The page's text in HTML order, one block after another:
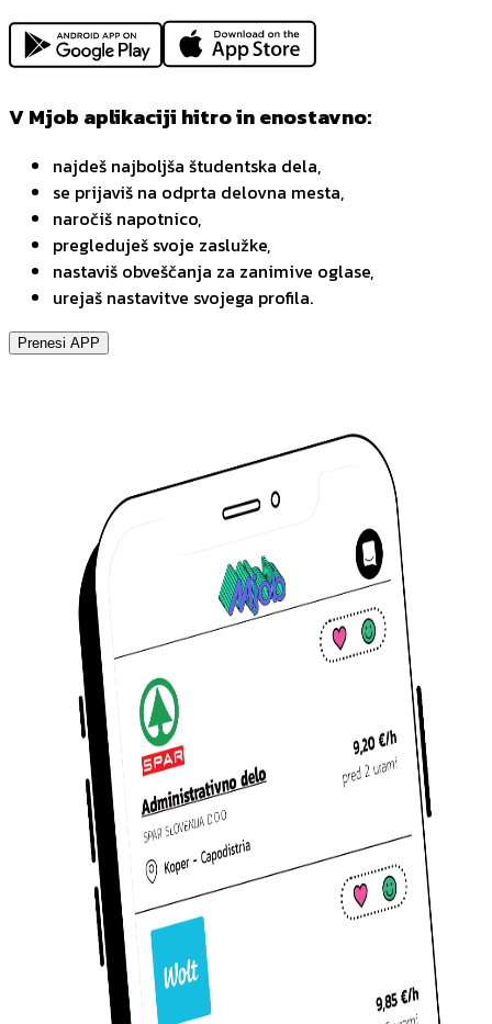
V Mjob aplikaciji hitro in enostavno:
najdeš najboljša študentska dela,
se prijaviš na odprta delovna mesta,
naročiš napotnico,
pregleduješ svoje zaslužke,
nastaviš obveščanja za zanimive oglase,
urejaš nastavitve svojega profila.
Prenesi APP